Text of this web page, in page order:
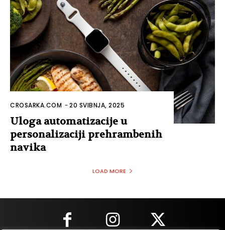
CROSARKA.COM -20 SVIBNJA, 2025
Uloga automatizacije u
personalizaciji prehrambenih
navika
LOAD MORE